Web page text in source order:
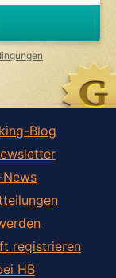
Blog
News
registrieren
HB